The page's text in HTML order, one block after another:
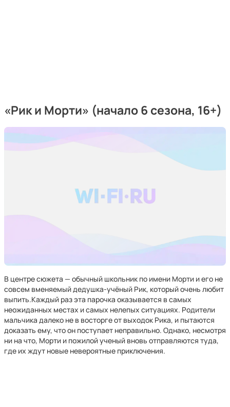
«Рик и Морти» (начало 6 сезона, 16+)
В центре сюжета — обычный школьник по имени Морти и его не
совсем вменяемый дедушка-учёный Рик, который очень любит
выпить.Каждый раз эта парочка оказывается в самых
неожиданных местах и самых нелепых ситуациях. Родители
мальчика далеко не в восторге от выходок Рика, и пытаются
доказать ему, что он поступает неправильно. Однако, несмотря
ни на что, Морти и пожилой ученый вновь отправляются туда,
где их ждут новые невероятные приключения.